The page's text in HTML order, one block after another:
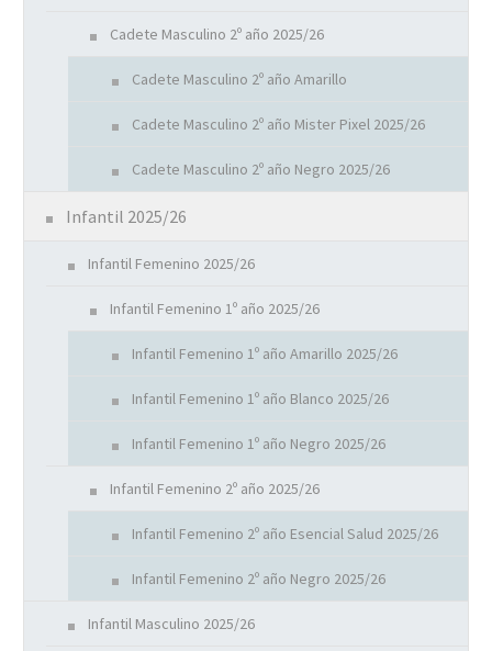
Cadete Masculino 2º año 2025/26
Cadete Masculino 2º año Amarillo
Cadete Masculino 2º año Mister Pixel 2025/26
Cadete Masculino 2º año Negro 2025/26
Infantil 2025/26
Infantil Femenino 2025/26
Infantil Femenino 1º año 2025/26
Infantil Femenino 1º año Amarillo 2025/26
Infantil Femenino 1º año Blanco 2025/26
Infantil Femenino 1º año Negro 2025/26
Infantil Femenino 2º año 2025/26
Infantil Femenino 2º año Esencial Salud 2025/26
Infantil Femenino 2º año Negro 2025/26
Infantil Masculino 2025/26